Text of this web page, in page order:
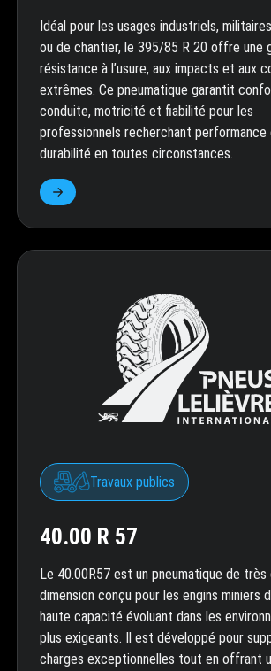
Idéal pour les usages industriels,
ou de chantier, le 395/85 R 20 offre une
résistance à l’usure, aux impacts et aux
extrêmes. Ce pneumatique garantit
conduite, motricité et fiabilité pour les
professionnels recherchant performance
durabilité en toutes circonstances.
Travaux publics
40.00 R 57
Le 40.00R57 est un pneumatique de très
dimension conçu pour les engins miniers
haute capacité évoluant dans les
plus exigeants. Il est développé pour
charges exceptionnelles tout en offrant